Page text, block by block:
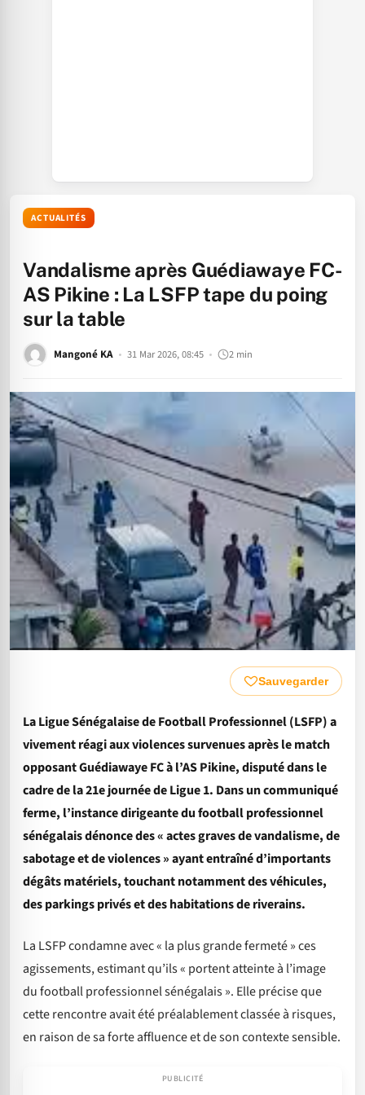
ACTUALITÉS
Vandalisme après Guédiawaye FC-
AS Pikine : La LSFP tape du poing
sur la table
Mangoné KA 31 Mar 2026, 08:45 2 min
Sauvegarder
La Ligue Sénégalaise de Football Professionnel (LSFP) a
vivement réagi aux violences survenues après le match
opposant Guédiawaye FC à l’AS Pikine, disputé dans le
cadre de la 21e journée de Ligue 1. Dans un communiqué
ferme, l’instance dirigeante du football professionnel
sénégalais dénonce des « actes graves de vandalisme, de
sabotage et de violences » ayant entraîné d’importants
dégâts matériels, touchant notamment des véhicules,
des parkings privés et des habitations de riverains.
La LSFP condamne avec « la plus grande fermeté » ces
agissements, estimant qu’ils « portent atteinte à l’image
du football professionnel sénégalais ». Elle précise que
cette rencontre avait été préalablement classée à risques,
en raison de sa forte affluence et de son contexte sensible.